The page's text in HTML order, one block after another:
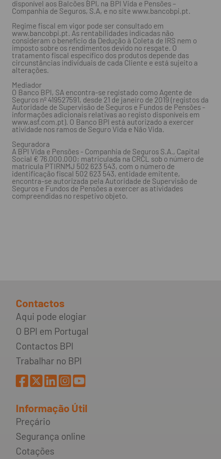
disponível aos Balcões BPI, na BPI Vida e Pensões –
Companhia de Seguros, S.A, e no site www.bancobpi.pt.
Regime fiscal em vigor pode ser consultado em
www.bancobpi.pt. As rentabilidades indicadas não
consideram o benefício da Dedução à Coleta de IRS nem o
imposto sobre os rendimentos devido no resgate. O
tratamento fiscal específico dos produtos depende das
circunstâncias individuais de cada Cliente e está sujeito a
alterações.
Mediador
O Banco BPI, SA encontra-se registado como Agente de
Seguros nº 419527591, desde 21 de janeiro de 2019 (registos da
Autoridade de Supervisão de Seguros e Fundos de Pensões -
informações adicionais relativas ao registo disponíveis em
www.asf.com.pt). O Banco BPI está autorizado a exercer
atividade nos ramos de Seguro Vida e Não Vida.
Seguradora
A BPI Vida e Pensões - Companhia de Seguros S.A., Capital
Social € 76.000.000; matriculada na CRCL sob o número de
matrícula PTIRNMJ 502 623 543, com o número de
identificação fiscal 502 623 543, entidade emitente,
encontra-se autorizada pela Autoridade de Supervisão de
Seguros e Fundos de Pensões a exercer as atividades
compreendidas no respetivo objeto.
Contactos
Aqui pode elogiar
O BPI em Portugal
Contactos BPI
Trabalhar no BPI
Informação Útil
Preçário
Segurança online
Cotações